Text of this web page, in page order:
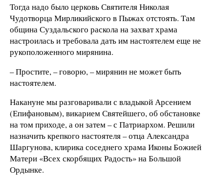
Тогда надо было церковь Святителя Николая
Чудотворца Мирликийского в Пыжах отстоять. Там
община Суздальского раскола на захват храма
настроилась и требовала дать им настоятелем еще не
рукоположенного мирянина.
– Простите, – говорю, – мирянин не может быть
настоятелем.
Накануне мы разговаривали с владыкой Арсением
(Епифановым), викарием Святейшего, об обстановке
на том приходе, а он затем – с Патриархом. Решили
назначить крепкого настоятеля – отца Александра
Шаргунова, клирика соседнего храма Иконы Божией
Матери «Всех скорбящих Радость» на Большой
Ордынке.